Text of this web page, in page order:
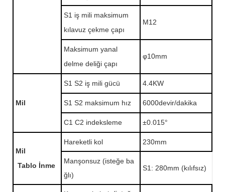
S1 iş mili maksimum
kılavuz çekme çapı
M12
Maksimum yanal
delme deliği çapı
φ10mm
Mil
S1 S2 iş mili gücü 4.4KW
S1 S2 maksimum hız 6000devir/dakika
C1 C2 indeksleme ±0.015°
Mil
Tablo İnme
Hareketli kol 230mm
Manşonsuz (isteğe ba
ğlı)
S1: 280mm (kılıfsız)